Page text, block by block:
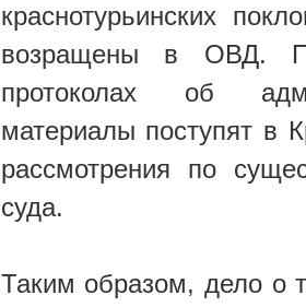
краснотурьинских
возращены в ОВД.
протоколах об
материалы поступят в
рассмотрения по
суда.
Таким образом, дело о